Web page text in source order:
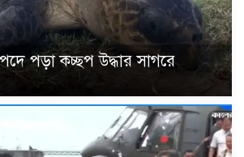
পড়া কচ্ছপ উদ্ধার সাগরে